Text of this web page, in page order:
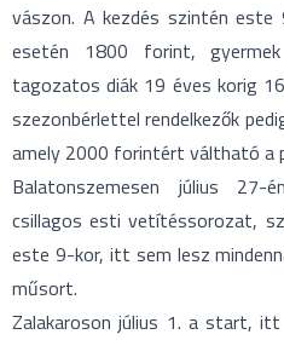
vászon. A kezdés szintén
esetén 1800 forint,
tagozatos diák 19 éves korig
szezonbérlettel rendelkezők
amely 2000 forintért váltható a
Balatonszemesen július 27-
csillagos esti vetítéssorozat,
este 9-kor, itt sem lesz
műsort.
Zalakaroson július 1. a start,